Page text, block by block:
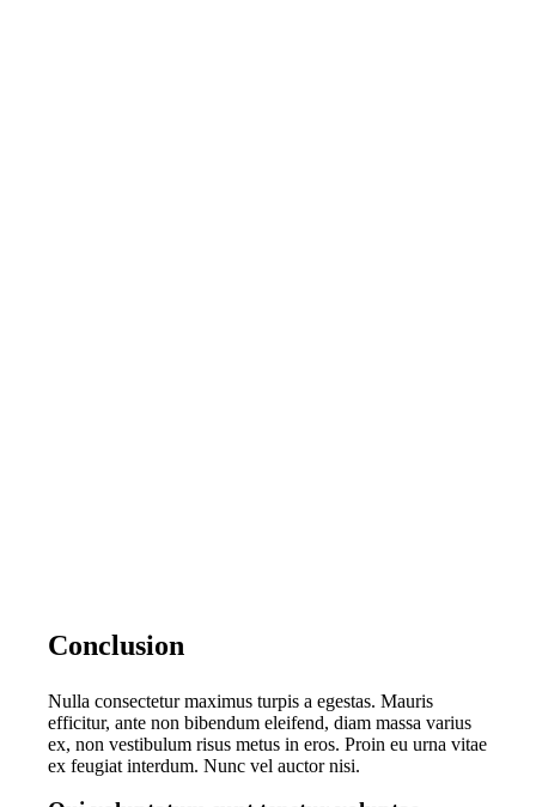
Conclusion
Nulla consectetur maximus turpis a egestas. Mauris
efficitur, ante non bibendum eleifend, diam massa varius
ex, non vestibulum risus metus in eros. Proin eu urna vitae
ex feugiat interdum. Nunc vel auctor nisi.